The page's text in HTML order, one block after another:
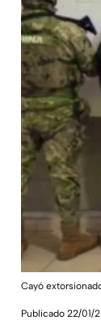
Cayó
Publicado 22/01/